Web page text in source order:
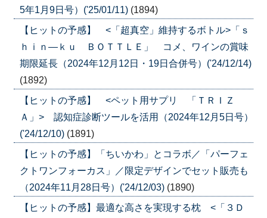
5年1月9日号）('25/01/11) (1894)
【ヒットの予感】 <「超真空」維持するボトル>「ｓ
ｈｉｎ―ｋｕ ＢＯＴＴＬＥ」 コメ、ワインの賞味
期限延長（2024年12月12日・19日合併号）('24/12/14)
(1892)
【ヒットの予感】 <ペット用サプリ 「ＴＲＩＺ
Ａ」> 認知症診断ツールを活用（2024年12月5日号）
('24/12/10) (1891)
【ヒットの予感】「ちいかわ」とコラボ／「パーフェ
クトワンフォーカス」／限定デザインでセット販売も
（2024年11月28日号）('24/12/03) (1890)
【ヒットの予感】最適な高さを実現する枕 <「３Ｄ